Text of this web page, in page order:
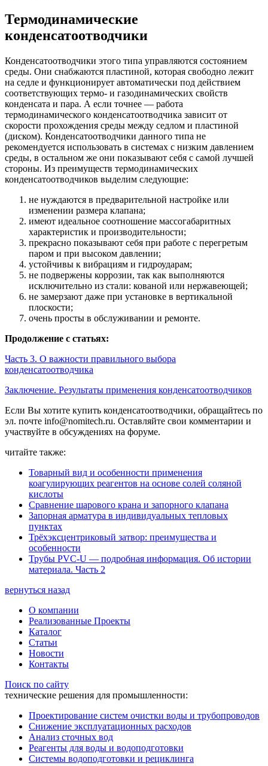
Термодинамические
конденсатоотводчики
Конденсатоотводчики этого типа управляются состоянием
среды. Они снабжаются пластиной, которая свободно лежит
на седле и функционирует автоматически под действием
соответствующих термо- и газодинамических свойств
конденсата и пара. А если точнее — работа
термодинамического конденсатоотводчика зависит от
скорости прохождения среды между седлом и пластиной
(диском). Конденсатоотводчики данного типа не
рекомендуется использовать в системах с низким давлением
среды, в остальном же они показывают себя с самой лучшей
стороны. Из преимуществ термодинамических
конденсатоотводчиков выделим следующие:
не нуждаются в предварительной настройке или
изменении размера клапана;
имеют идеальное соотношение массогабаритных
характеристик и производительности;
прекрасно показывают себя при работе с перегретым
паром и при высоком давлении;
устойчивы к вибрациям и гидроударам;
не подвержены коррозии, так как выполняются
исключительно из стали: кованой или нержавеющей;
не замерзают даже при установке в вертикальной
плоскости;
очень просты в обслуживании и ремонте.
Продолжение с статьях:
Часть 3. О важности правильного выбора
конденсатоотводчика
Заключение. Результаты применения конденсатоотводчиков
Если Вы хотите купить конденсатоотводчики, обращайтесь по
эл. почте info@nomitech.ru. Оставляйте свои комментарии и
участвуйте в обсуждениях на форуме.
читайте также:
Товарный вид и особенности применения
коагулирующих реагентов на основе солей соляной
кислоты
Сравнение шарового крана и запорного клапана
Запорная арматура в индивидуальных тепловых
пунктах
Трёхэксцентриковый затвор: преимущества и
особенности
Трубы PVC-U — подробная информация. Об истории
материала. Часть 2
вернуться назад
О компании
Реализованные Проекты
Каталог
Статьи
Новости
Контакты
Поиск по сайту
технические решения для промышленности:
Проектирование систем очистки воды и трубопроводов
Снижение эксплуатационных расходов
Анализ сточных вод
Реагенты для воды и водоподготовки
Системы водоподготовки и рециклинга